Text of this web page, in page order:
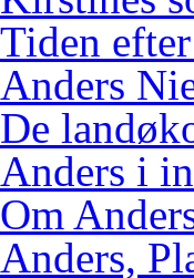
Tiden
Anders
De
Anders i
Om
Anders,